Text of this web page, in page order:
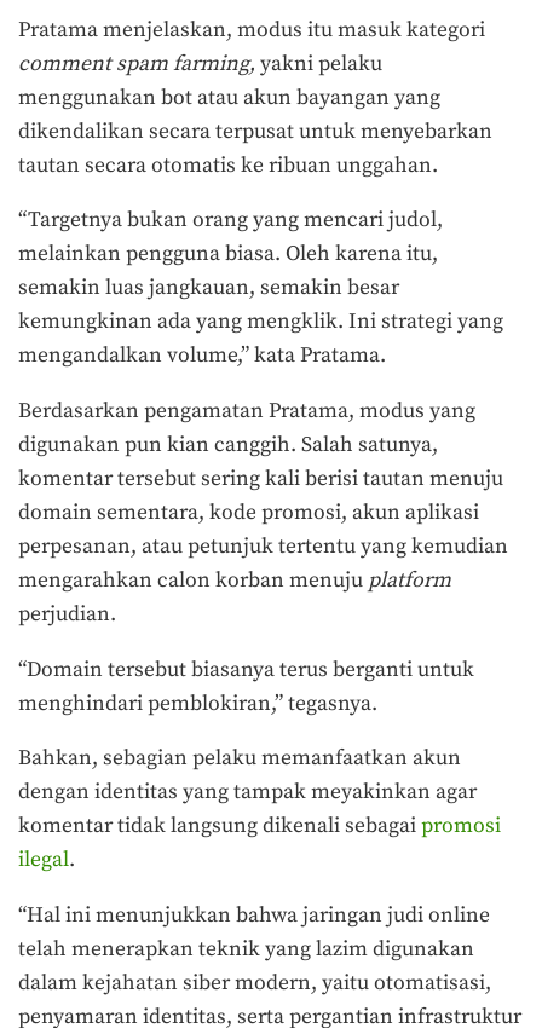
Pratama menjelaskan, modus itu masuk kategori
comment spam farming, yakni pelaku
menggunakan bot atau akun bayangan yang
dikendalikan secara terpusat untuk menyebarkan
tautan secara otomatis ke ribuan unggahan.
“Targetnya bukan orang yang mencari judol,
melainkan pengguna biasa. Oleh karena itu,
semakin luas jangkauan, semakin besar
kemungkinan ada yang mengklik. Ini strategi yang
mengandalkan volume,” kata Pratama.
Berdasarkan pengamatan Pratama, modus yang
digunakan pun kian canggih. Salah satunya,
komentar tersebut sering kali berisi tautan menuju
domain sementara, kode promosi, akun aplikasi
perpesanan, atau petunjuk tertentu yang kemudian
mengarahkan calon korban menuju platform
perjudian.
“Domain tersebut biasanya terus berganti untuk
menghindari pemblokiran,” tegasnya.
Bahkan, sebagian pelaku memanfaatkan akun
dengan identitas yang tampak meyakinkan agar
komentar tidak langsung dikenali sebagaipromosi
ilegal.
“Hal ini menunjukkan bahwa jaringan judi online
telah menerapkan teknik yang lazim digunakan
dalam kejahatan siber modern, yaitu otomatisasi,
penyamaran identitas, serta pergantian infrastruktur